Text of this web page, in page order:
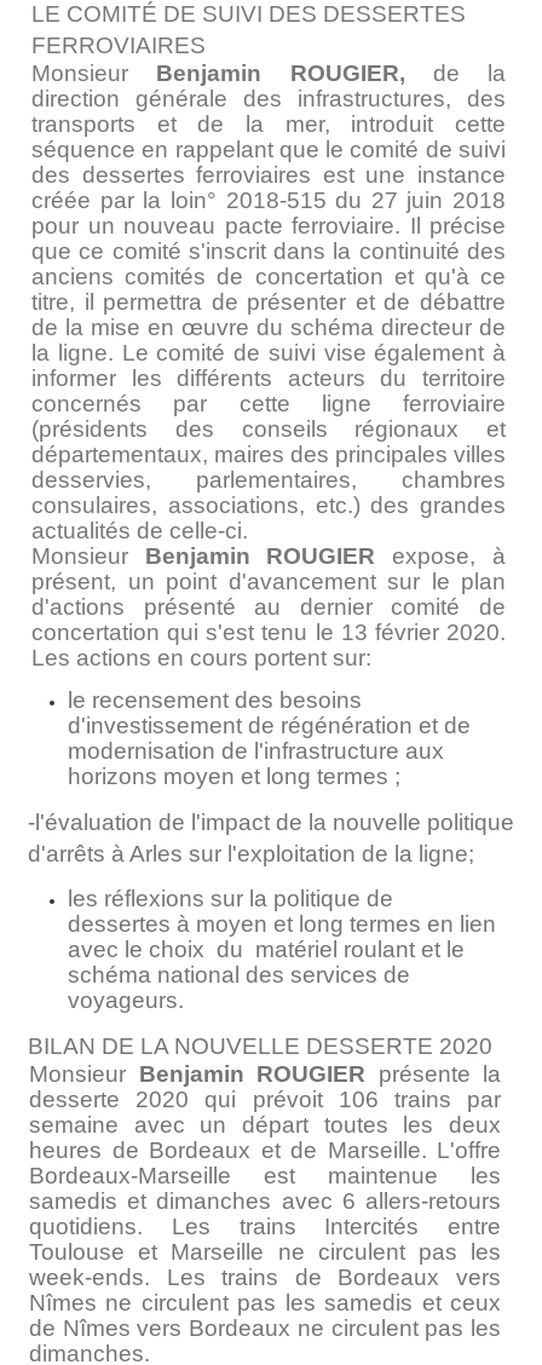
LE COMITÉ DE SUIVI DES DESSERTES
FERROVIAIRES
Monsieur Benjamin ROUGIER, de la
direction générale des infrastructures, des
transports et de la mer, introduit cette
séquence en rappelant que le comité de suivi
des dessertes ferroviaires est une instance
créée par la loin° 2018-515 du 27 juin 2018
pour un nouveau pacte ferroviaire. Il précise
que ce comité s'inscrit dans la continuité des
anciens comités de concertation et qu'à ce
titre, il permettra de présenter et de débattre
de la mise en œuvre du schéma directeur de
la ligne. Le comité de suivi vise également à
informer les différents acteurs du territoire
concernés par cette ligne ferroviaire
(présidents des conseils régionaux et
départementaux, maires des principales villes
desservies, parlementaires, chambres
consulaires, associations, etc.) des grandes
actualités de celle-ci.
Monsieur Benjamin ROUGIER expose, à
présent, un point d'avancement sur le plan
d'actions présenté au dernier comité de
concertation qui s'est tenu le 13 février 2020.
Les actions en cours portent sur:
le recensement des besoins
d'investissement de régénération et de
modernisation de l'infrastructure aux
horizons moyen et long termes ;
-l'évaluation de l'impact de la nouvelle politique
d'arrêts à Arles sur l'exploitation de la ligne;
les réflexions sur la politique de
dessertes à moyen et long termes en lien
avec le choix du matériel roulant et le
schéma national des services de
voyageurs.
BILAN DE LA NOUVELLE DESSERTE 2020
Monsieur Benjamin ROUGIER présente la
desserte 2020 qui prévoit 106 trains par
semaine avec un départ toutes les deux
heures de Bordeaux et de Marseille. L'offre
Bordeaux-Marseille est maintenue les
samedis et dimanches avec 6 allers-retours
quotidiens. Les trains Intercités entre
Toulouse et Marseille ne circulent pas les
week-ends. Les trains de Bordeaux vers
Nîmes ne circulent pas les samedis et ceux
de Nîmes vers Bordeaux ne circulent pas les
dimanches.